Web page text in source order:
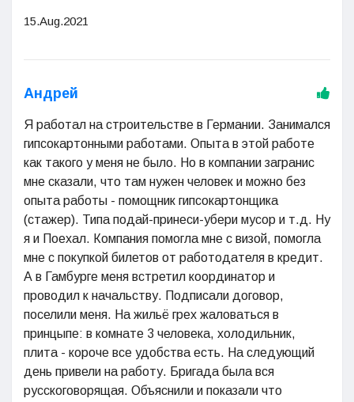
15.Aug.2021
Андрей
Я работал на строительстве в Германии. Занимался
гипсокартонными работами. Опыта в этой работе
как такого у меня не было. Но в компании загранис
мне сказали, что там нужен человек и можно без
опыта работы - помощник гипсокартонщика
(стажер). Типа подай-принеси-убери мусор и т.д. Ну
я и Поехал. Компания помогла мне с визой, помогла
мне с покупкой билетов от работодателя в кредит.
А в Гамбурге меня встретил координатор и
проводил к начальству. Подписали договор,
поселили меня. На жильё грех жаловаться в
принцыпе: в комнате 3 человека, холодильник,
плита - короче все удобства есть. На следующий
день привели на работу. Бригада была вся
русскоговорящая. Объяснили и показали что